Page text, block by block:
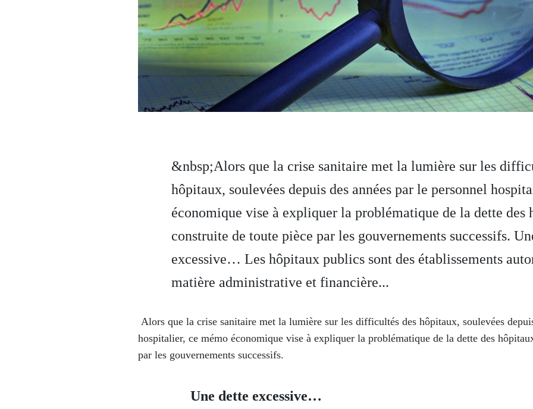
&nbsp;Alors que la crise sanitaire met la lumière sur les
hôpitaux, soulevées depuis des années par le personnel
économique vise à expliquer la problématique de la dette des
construite de toute pièce par les gouvernements successifs.
excessive… Les hôpitaux publics sont des établissements
matière administrative et financière...
Alors que la crise sanitaire met la lumière sur les difficultés des hôpitaux, soulevées
hospitalier, ce mémo économique vise à expliquer la problématique de la dette des
par les gouvernements successifs.
Une dette excessive…